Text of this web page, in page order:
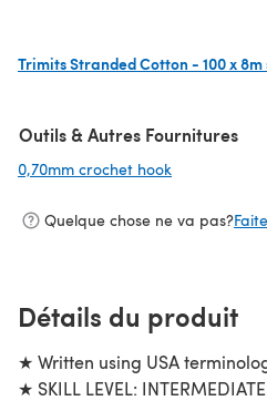
Trimits Stranded Cotton - 100 x 8m
Outils & Autres Fournitures
0,70mm crochet hook
Quelque chose ne va pas?
Détails du produit
★ Written using USA
★ SKILL LEVEL: